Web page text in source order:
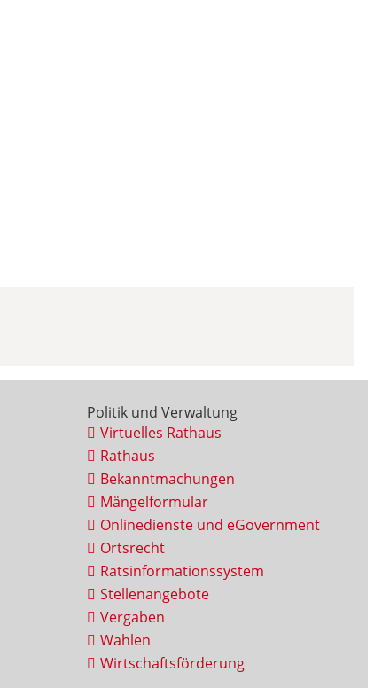
Politik und Verwaltung
Virtuelles Rathaus
Rathaus
Bekanntmachungen
Mängelformular
Onlinedienste und eGovernment
Ortsrecht
Ratsinformationssystem
Stellenangebote
Vergaben
Wahlen
Wirtschaftsförderung